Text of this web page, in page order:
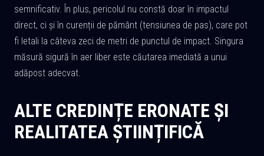
semnificativ. În plus, pericolul nu constă doar în impactul
direct, ci și în curenții de pământ (tensiunea de pas), care pot
fi letali la câteva zeci de metri de punctul de impact. Singura
măsură sigură în aer liber este căutarea imediată a unui
adăpost adecvat.
ALTE CREDINȚE ERONATE ȘI
REALITATEA ȘTIINȚIFICĂ